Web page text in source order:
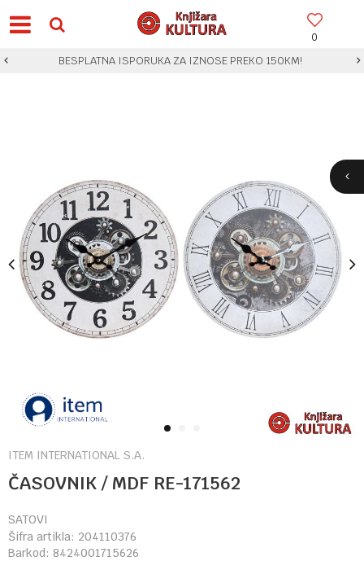
0
BESPLATNA ISPORUKA ZA IZNOSE PREKO 150KM!
1
ITEM INTERNATIONAL S.A.
ČASOVNIK / MDF RE-171562
SATOVI
Šifra artikla: 204110376
Barkod: 8424001715626